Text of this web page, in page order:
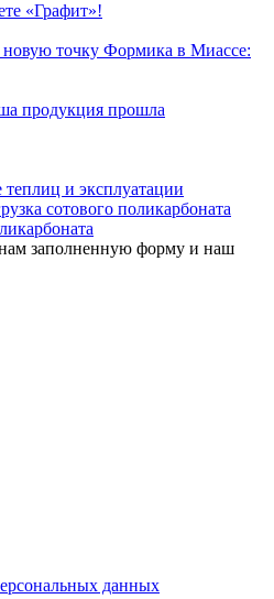
«Графит»!
точку Формика в Миассе:
продукция прошла
и эксплуатации
сотового поликарбоната
нам заполненную форму и наш
данных